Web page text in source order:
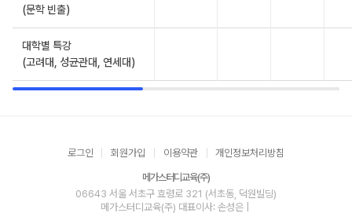
(문학 빈출)
대학별 특강
(고려대, 성균관대, 연세대)
로그인 회원가입 이용약관 개인정보처리방침
메가스터디교육(주)
06643 서울 서초구 효령로 321 (서초동, 덕원빌딩)
메가스터디교육(주) 대표이사: 손성은 |